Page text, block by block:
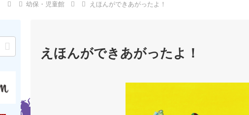
幼保・児童館 えほんができあがったよ！
えほんができあがったよ！